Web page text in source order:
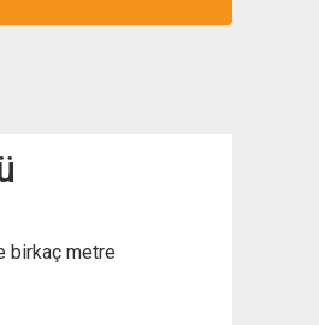
birkaç metre